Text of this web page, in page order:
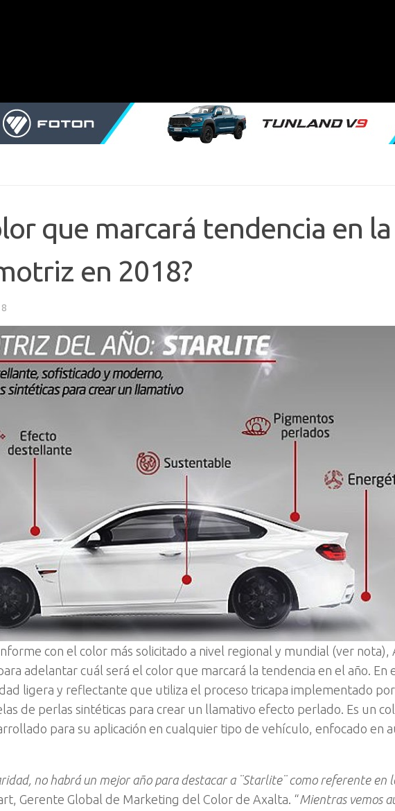
que marcará tendencia en la
en 2018?
con el color más solicitado a nivel regional y mundial (ver nota),
adelantar cuál será el color que marcará la tendencia en el año. En
ligera y reflectante que utiliza el proceso tricapa implementado
de perlas sintéticas para crear un llamativo efecto perlado. Es un
para su aplicación en cualquier tipo de vehículo, enfocado en
no habrá un mejor año para destacar a ¨Starlite¨ como referente en
Gerente Global de Marketing del Color de Axalta. “Mientras vemos